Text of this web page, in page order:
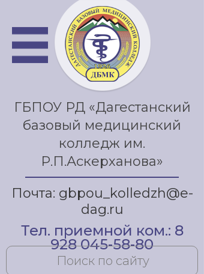
ГБПОУ РД «Дагестанский
базовый медицинский
колледж им.
Р.П.Аскерханова»
Почта: gbpou_kolledzh@e-
dag.ru
Тел. приемной ком.: 8
928 045-58-80